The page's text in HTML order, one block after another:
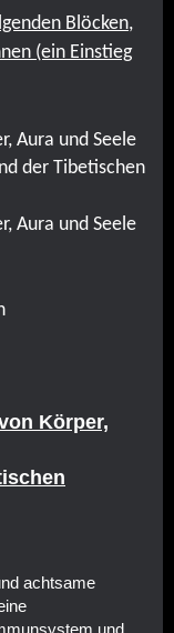
Blöcken,
(ein Einstieg
Aura und Seele
der Tibetischen
Aura und Seele
Körper,
achtsame
und